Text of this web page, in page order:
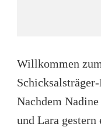
Willkommen
Nachdem
und Lara gestern